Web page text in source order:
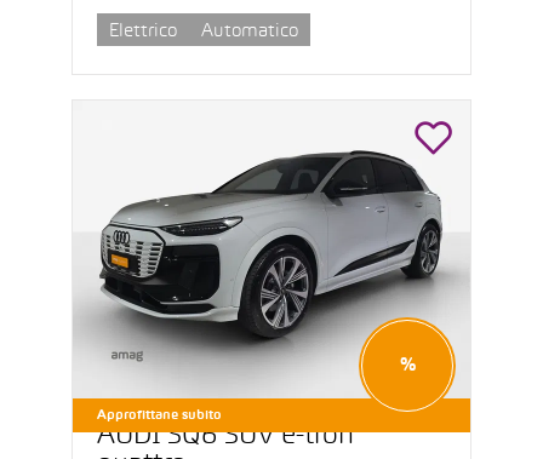
Elettrico Automatico
Approfittane subito
%
AUDI SQ6 SUV e-tron